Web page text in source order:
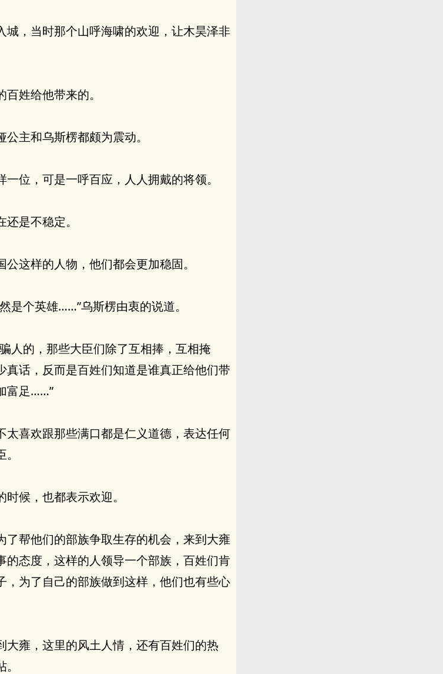
城，当时那个山呼海啸的欢迎，让木昊泽非
姓给他带来的。
主和乌斯楞都颇为震动。
位，可是一呼百应，人人拥戴的将领。
是不稳定。
这样的人物，他们都会更加稳固。
是个英雄……”乌斯楞由衷的说道。
人的，那些大臣们除了互相捧，互相掩
真话，反而是百姓们知道是谁真正给他们带
富足……”
太喜欢跟那些满口都是仁义道德，表达任何
候，也都表示欢迎。
了帮他们的部族争取生存的机会，来到大雍
的态度，这样的人领导一个部族，百姓们肯
，为了自己的部族做到这样，他们也有些心
大雍，这里的风土人情，还有百姓们的热